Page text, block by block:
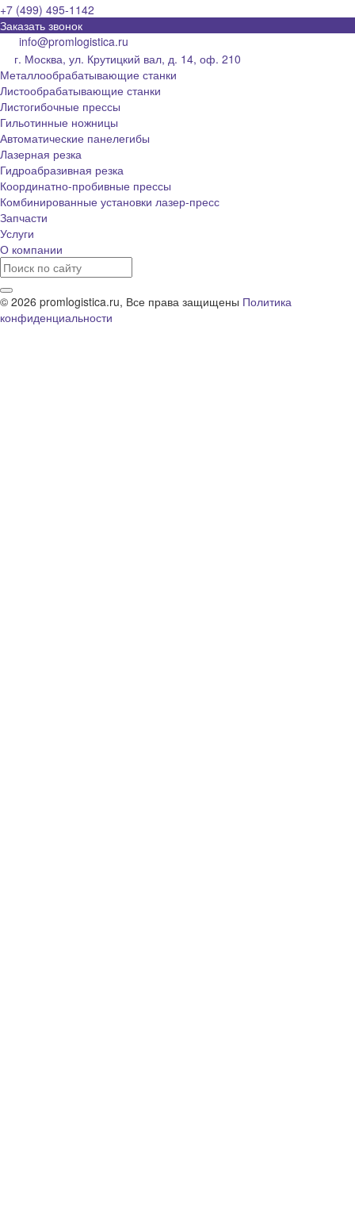
+7 (499) 495-1142
Заказать звонок
info@promlogistica.ru
г. Москва, ул. Крутицкий вал, д. 14, оф. 210
Металлообрабатывающие станки
Листообрабатывающие станки
Листогибочные прессы
Гильотинные ножницы
Автоматические панелегибы
Лазерная резка
Гидроабразивная резка
Координатно-пробивные прессы
Комбинированные установки лазер-пресс
Запчасти
Услуги
О компании
© 2026 promlogistica.ru, Все права защищены Политика
конфиденциальности